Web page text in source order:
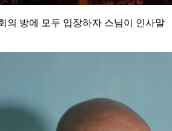
의 방에 모두 입장하자 스님이 인사말